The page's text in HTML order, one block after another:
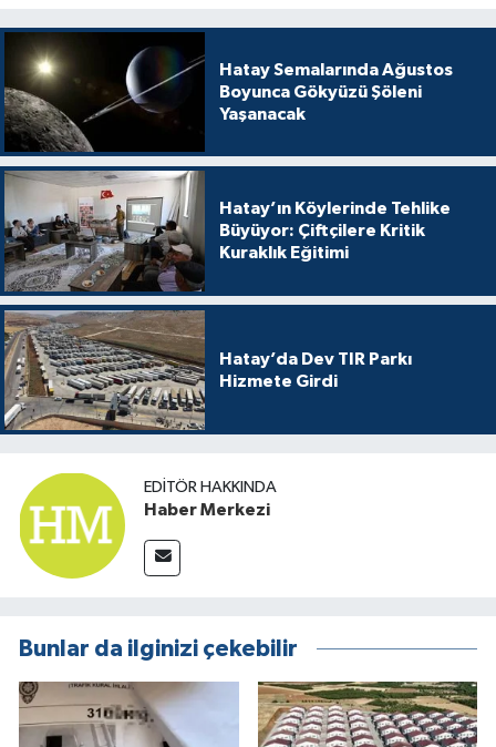
Hatay Semalarında Ağustos
Boyunca Gökyüzü Şöleni
Yaşanacak
Hatay’ın Köylerinde Tehlike
Büyüyor: Çiftçilere Kritik
Kuraklık Eğitimi
Hatay’da Dev TIR Parkı
Hizmete Girdi
EDITÖR HAKKINDA
Haber Merkezi
Bunlar da ilginizi çekebilir